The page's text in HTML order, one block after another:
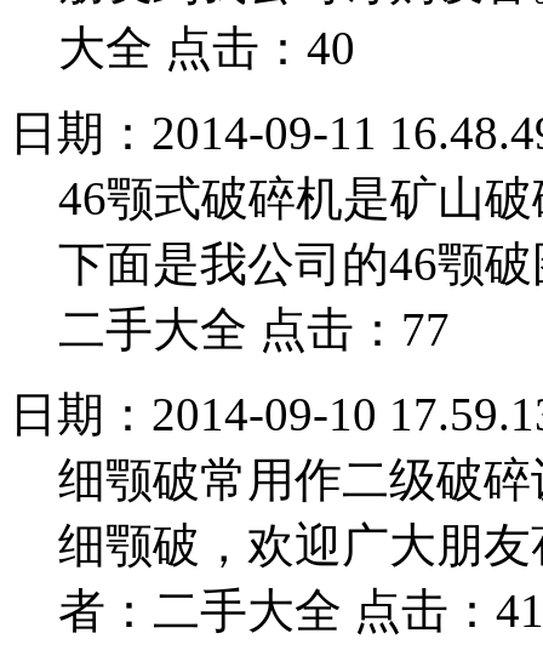
大全 点击：40
日期：2014-09-11
46颚式破碎机是矿山
下面是我公司的46颚
二手大全 点击：77
日期：2014-09-10
细颚破常用作二级破
细颚破，欢迎广大朋
者：二手大全 点击：41